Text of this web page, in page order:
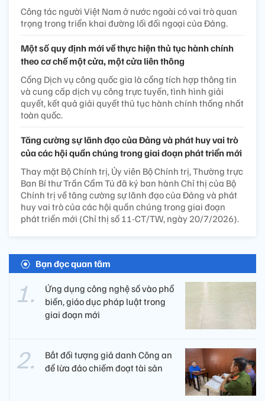
Công tác người Việt Nam ở nước ngoài có vai trò quan
trọng trong triển khai đường lối đối ngoại của Đảng.
Một số quy định mới về thực hiện thủ tục hành chính
theo cơ chế một cửa, một cửa liên thông
Cổng Dịch vụ công quốc gia là cổng tích hợp thông tin
và cung cấp dịch vụ công trực tuyến, tình hình giải
quyết, kết quả giải quyết thủ tục hành chính thống nhất
toàn quốc.
Tăng cường sự lãnh đạo của Đảng và phát huy vai trò
của các hội quần chúng trong giai đoạn phát triển mới
Thay mặt Bộ Chính trị, Ủy viên Bộ Chính trị, Thường trực
Ban Bí thư Trần Cẩm Tú đã ký ban hành Chỉ thị của Bộ
Chính trị về tăng cường sự lãnh đạo của Đảng và phát
huy vai trò của các hội quần chúng trong giai đoạn
phát triển mới (Chỉ thị số 11-CT/TW, ngày 20/7/2026).
Bạn đọc quan tâm
Ứng dụng công nghệ số vào phổ
biến, giáo dục pháp luật trong
giai đoạn mới
Bắt đối tượng giả danh Công an
để lừa đảo chiếm đoạt tài sản